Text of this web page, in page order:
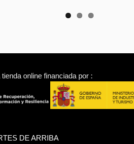
online financiada por :
DE ARRIBA